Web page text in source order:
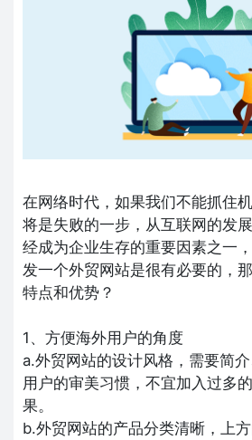
在网络时代，如果我们不能抓住
将是失败的一步，从互联网的发
经成为企业生存的重要因素之一
发一个外贸网站是很有必要的，
特点和优势？
1、方便海外用户的角度
a.外贸网站的设计风格，需要简
用户的审美习惯，不宜加入过多
果。
b.外贸网站的产品分类清晰，上